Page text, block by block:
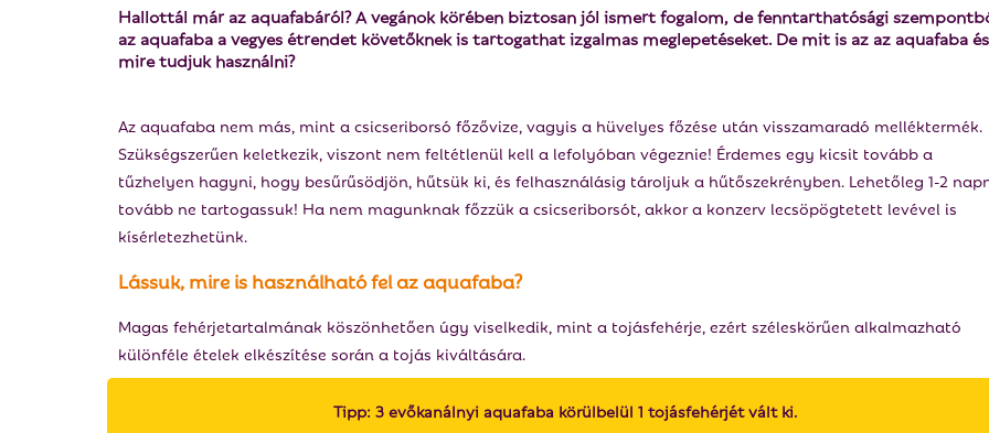
Hallottál már az aquafabáról? A vegánok körében biztosan jól ismert fogalom, de fenntarthatósági
az aquafaba a vegyes étrendet követőknek is tartogathat izgalmas meglepetéseket. De mit is az az aquafaba és
mire tudjuk használni?
Az aquafaba nem más, mint a csicseriborsó főzővize, vagyis a hüvelyes főzése után visszamaradó melléktermék.
Szükségszerűen keletkezik, viszont nem feltétlenül kell a lefolyóban végeznie! Érdemes egy kicsit tovább a
tűzhelyen hagyni, hogy besűrűsödjön, hűtsük ki, és felhasználásig tároljuk a hűtőszekrényben. Lehetőleg 1-2
tovább ne tartogassuk! Ha nem magunknak főzzük a csicseriborsót, akkor a konzerv lecsöpögtetett levével is
kísérletezhetünk.
Lássuk, mire is használható fel az aquafaba?
Magas fehérjetartalmának köszönhetően úgy viselkedik, mint a tojásfehérje, ezért széleskörűen alkalmazható
különféle ételek elkészítése során a tojás kiváltására.
Tipp: 3 evőkanálnyi aquafaba körülbelül 1 tojásfehérjét vált ki.